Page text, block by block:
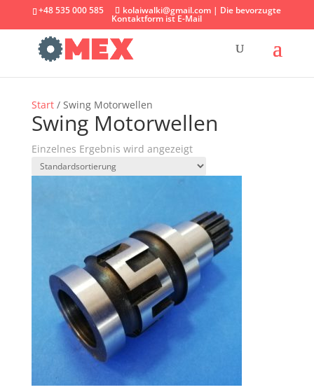
+48 535 000 585 kolaiwalki@gmail.com | Die bevorzugte
Kontaktform ist E-Mail
Start/ Swing Motorwellen
Swing Motorwellen
Einzelnes Ergebnis wird angezeigt